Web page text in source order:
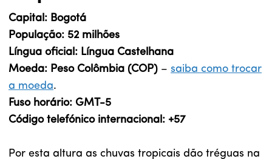
Capital: Bogotá
População: 52 milhões
Língua oficial: Língua Castelhana
Moeda: Peso Colômbia (COP) – saiba como trocar
a moeda.
Fuso horário: GMT-5
Código telefónico internacional: +57
Por esta altura as chuvas tropicais dão tréguas na